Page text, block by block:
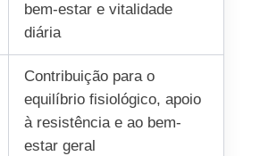
bem-estar e vitalidade
diária
Contribuição para o
equilíbrio fisiológico, apoio
à resistência e ao bem-
estar geral